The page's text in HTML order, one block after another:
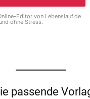
Editor von Lebenslauf.de
ohne Stress.
passende